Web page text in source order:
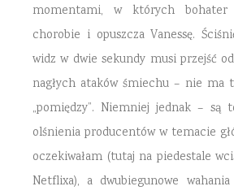
momentami, w których bohater
chorobie i opuszcza Vanessę.
widz w dwie sekundy musi przejść
nagłych ataków śmiechu – nie ma
„pomiędzy”. Niemniej jednak – są
olśnienia producentów w temacie
oczekiwałam (tutaj na piedestale
Netflixa), a dwubiegunowe